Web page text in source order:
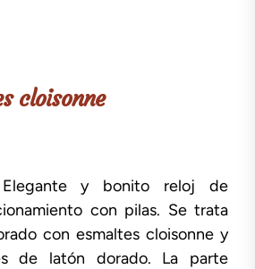
cloisonne
y bonito reloj de
con pilas. Se trata
con esmaltes cloisonne y
de latón dorado. La parte